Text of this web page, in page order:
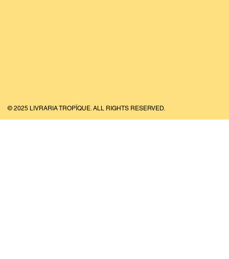
© 2025 LIVRARIA TROPÏQUE. ALL RIGHTS RESERVED.